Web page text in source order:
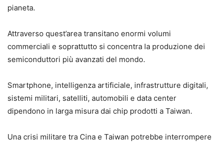
pianeta.
Attraverso quest’area transitano enormi volumi
commerciali e soprattutto si concentra la produzione dei
semiconduttori più avanzati del mondo.
Smartphone, intelligenza artificiale, infrastrutture digitali,
sistemi militari, satelliti, automobili e data center
dipendono in larga misura dai chip prodotti a Taiwan.
Una crisi militare tra Cina e Taiwan potrebbe interrompere